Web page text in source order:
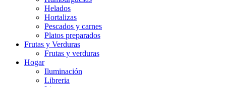
Helados
Hortalizas
Pescados y carnes
Platos preparados
Frutas y Verduras
Frutas y verduras
Hogar
Iluminación
Libreria